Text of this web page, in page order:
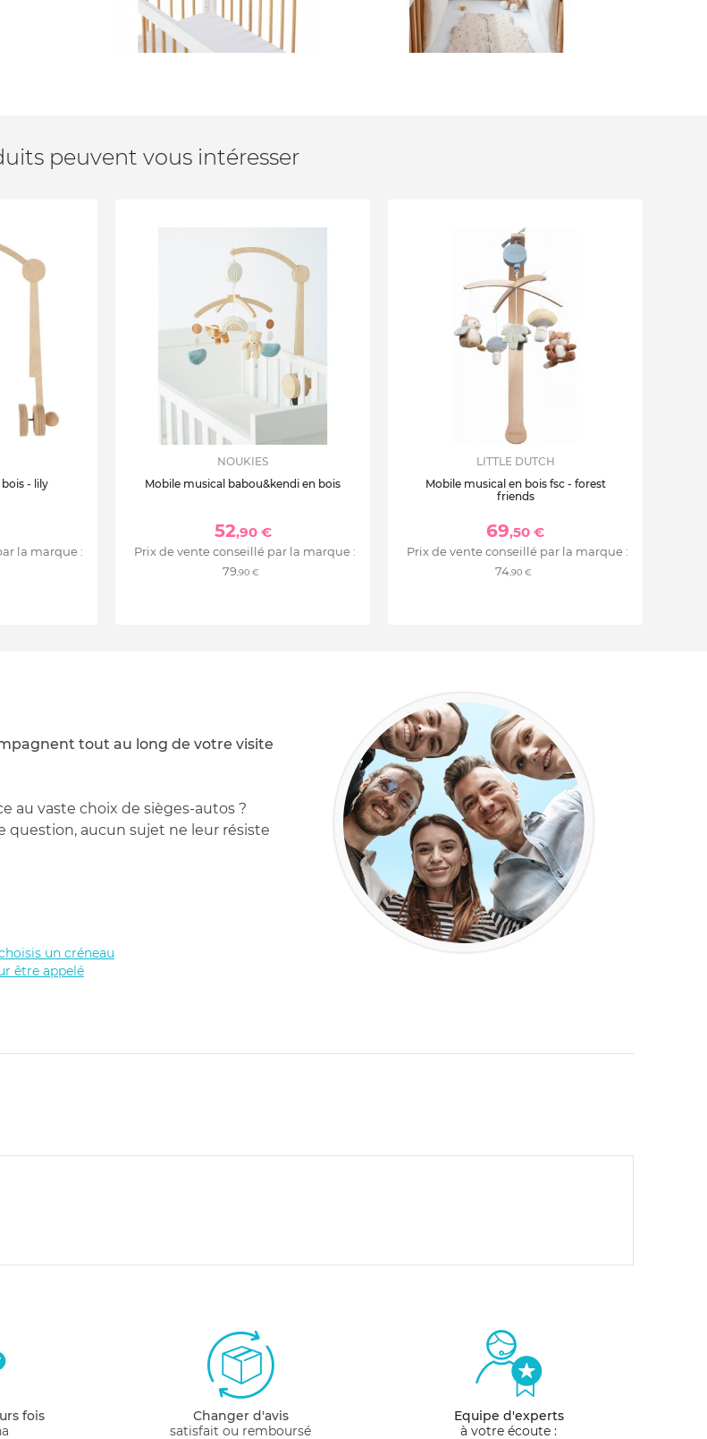
peuvent vous intéresser
- lily
la marque :
NOUKIES
Mobile musical babou&kendi en bois
52,90 €
Prix de vente conseillé par la marque :
79,90 €
LITTLE DUTCH
Mobile musical en bois fsc - forest
friends
69,50 €
Prix de vente conseillé par la marque :
74,90 €
tout au long de votre visite
au vaste choix de sièges-autos ?
question, aucun sujet ne leur résiste
un créneau
être appelé
fois
Changer d'avis
satisfait ou remboursé
Equipe d'experts
à votre écoute :